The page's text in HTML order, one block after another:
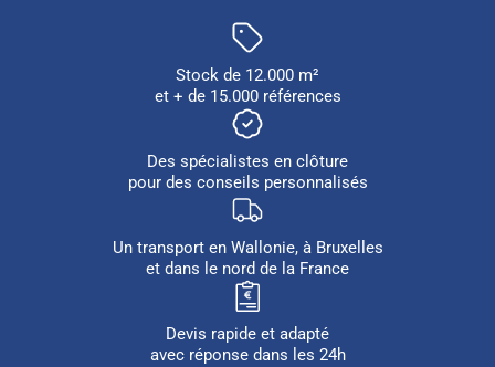
Stock de 12.000 m²
et + de 15.000 références
Des spécialistes en clôture
pour des conseils personnalisés
Un transport en Wallonie, à Bruxelles
et dans le nord de la France
Devis rapide et adapté
avec réponse dans les 24h